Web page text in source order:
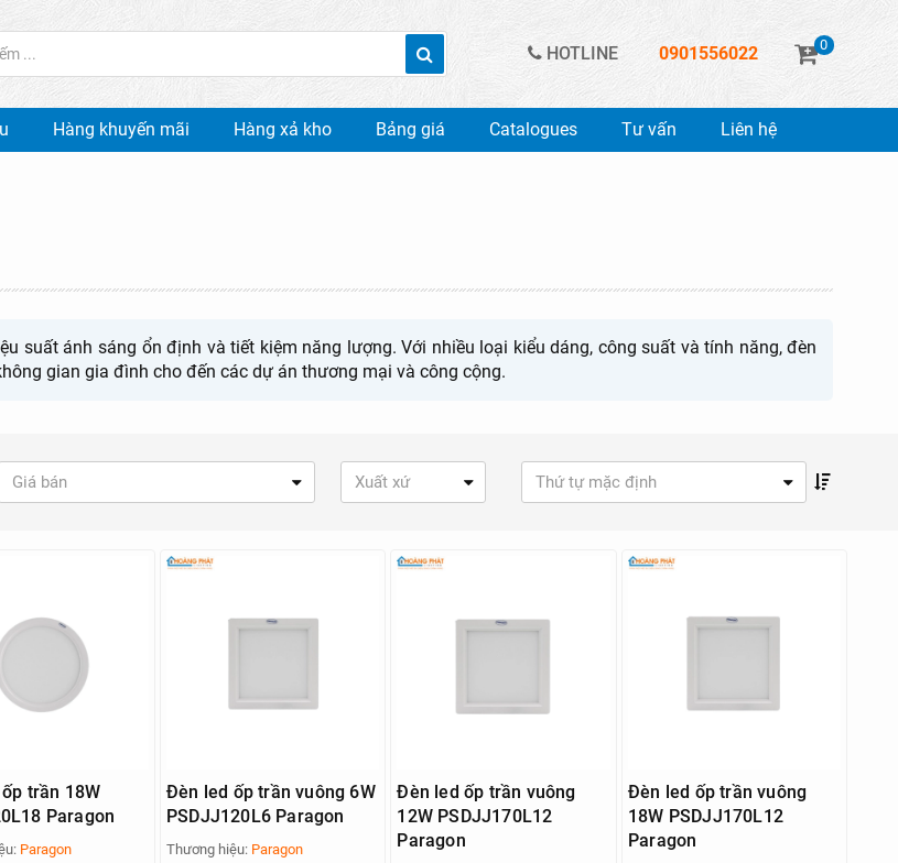
HOTLINE 0901556022 0
Hàng khuyến mãi Hàng xả kho Bảng giá Catalogues Tư vấn Liên hệ
suất ánh sáng ổn định và tiết kiệm năng lượng. Với nhiều loại kiểu dáng, công suất và tính năng, đèn
gian gia đình cho đến các dự án thương mại và công cộng.
Giá bán Xuất xứ Thứ tự mặc định
trần 18W
Paragon
Paragon
Đèn led ốp trần vuông 6W
PSDJJ120L6 Paragon
Thương hiệu: Paragon
Đèn led ốp trần vuông
12W PSDJJ170L12
Paragon
Đèn led ốp trần vuông
18W PSDJJ170L12
Paragon